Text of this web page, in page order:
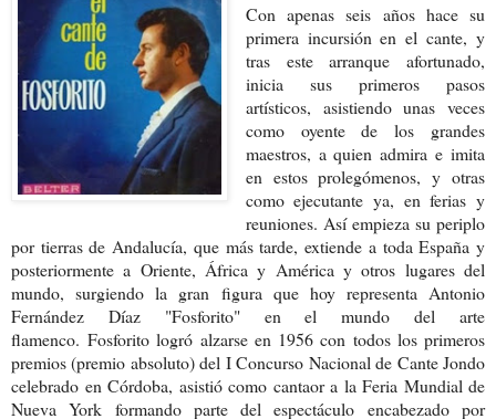
Con apenas seis años hace su
primera incursión en el cante, y
tras este arranque afortunado,
inicia sus primeros pasos
artísticos, asistiendo unas veces
como oyente de los grandes
maestros, a quien admira e imita
en estos prolegómenos, y otras
como ejecutante ya, en ferias y
reuniones. Así empieza su periplo
por tierras de Andalucía, que más tarde, extiende a toda España y
posteriormente a Oriente, África y América y otros lugares del
mundo, surgiendo la gran figura que hoy representa Antonio
Fernández Díaz "Fosforito" en el mundo del arte
flamenco. Fosforito logró alzarse en 1956 con todos los primeros
premios (premio absoluto) del I Concurso Nacional de Cante Jondo
celebrado en Córdoba, asistió como cantaor a la Feria Mundial de
Nueva York formando parte del espectáculo encabezado por